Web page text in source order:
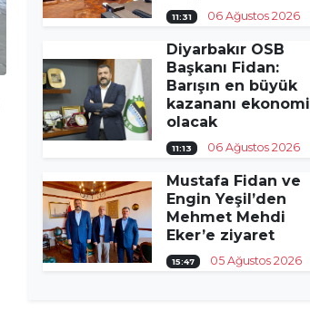
11:31 06 Ağustos 2026
Diyarbakır OSB
Başkanı Fidan:
Barışın en büyük
kazananı ekonomi
olacak
11:13 06 Ağustos 2026
Mustafa Fidan ve
Engin Yeşil’den
Mehmet Mehdi
Eker’e ziyaret
15:47 05 Ağustos 2026